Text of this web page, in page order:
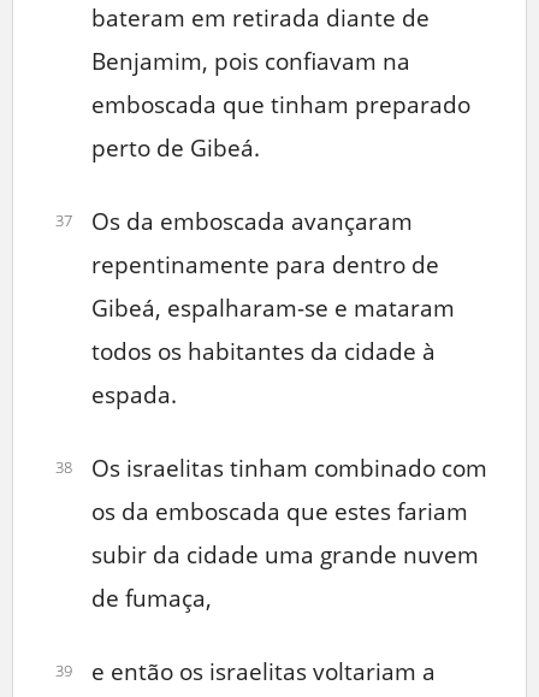
bateram em retirada diante de
Benjamim, pois confiavam na
emboscada que tinham preparado
perto de Gibeá.
37
Os da emboscada avançaram
repentinamente para dentro de
Gibeá, espalharam-se e mataram
todos os habitantes da cidade à
espada.
38
Os israelitas tinham combinado com
os da emboscada que estes fariam
subir da cidade uma grande nuvem
de fumaça,
39
e então os israelitas voltariam a